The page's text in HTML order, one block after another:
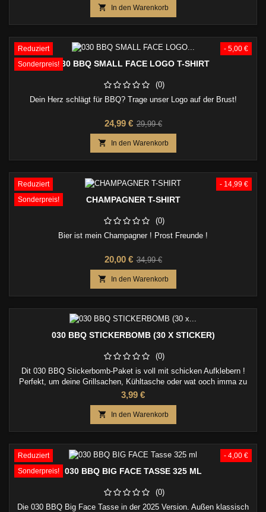
 In den Warenkorb
- 5,00 €
Reduziert
Sonderpreis!030 BBQ SMALL FACE LOGO T-SHIRT
(0)
Dein Herz schlägt für BBQ? Trage unser Logo auf der Brust!
Preis
24,99 € Verkaufspreis
29,99 €
 In den Warenkorb
- 14,99 €
Reduziert
Sonderpreis!
CHAMPAGNER T-SHIRT
(0)
Bier ist mein Champagner ! Prost Freunde !
Preis
20,00 € Verkaufspreis
34,99 €
 In den Warenkorb
030 BBQ STICKERBOMB (30 X STICKER)
(0)
Dit 030 BBQ Stickerbomb-Paket is voll mit schicken Aufklebern !
Perfekt, um deine Grillsachen, Kühltasche oder wat ooch imma zu
tunen !
Preis
3,99 €
 In den Warenkorb
- 4,00 €
Reduziert
Sonderpreis!
030 BBQ BIG FACE TASSE 325 ML
(0)
Die 030 BBQ Big Face Tasse in der 2025 Version. Außen klassisch